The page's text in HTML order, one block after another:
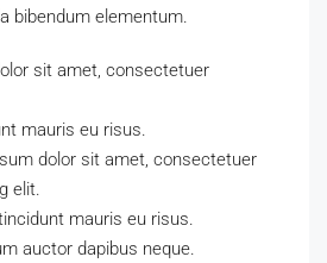
bibendum elementum.
sit amet, consectetuer
mauris eu risus.
dolor sit amet, consectetuer
elit.
mauris eu risus.
auctor dapibus neque.